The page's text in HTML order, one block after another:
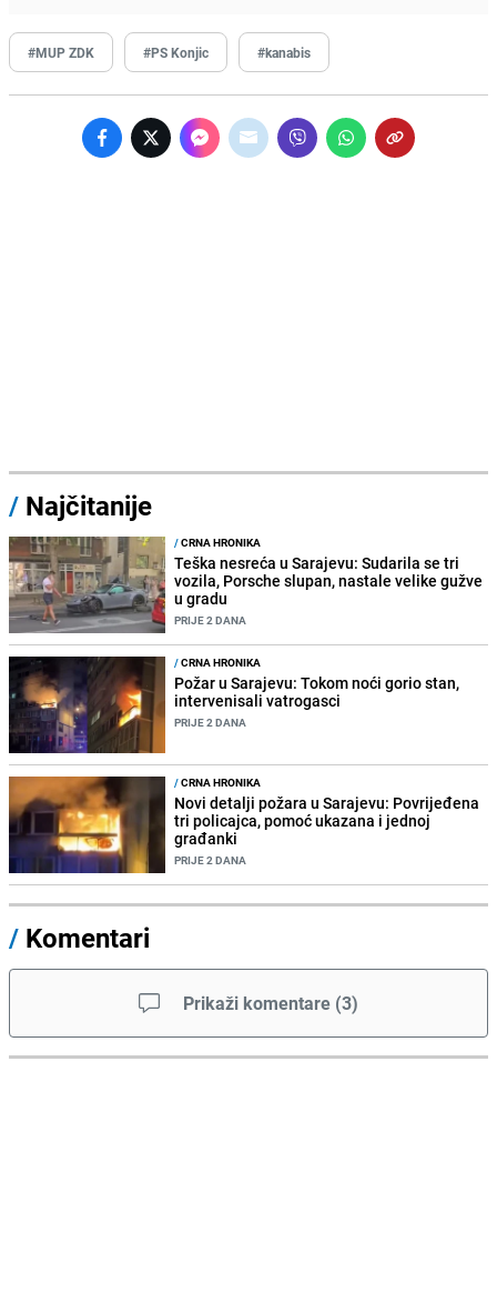
#MUP ZDK #PS Konjic #kanabis
/ Najčitanije
/CRNA HRONIKA
Teška nesreća u Sarajevu: Sudarila se tri
vozila, Porsche slupan, nastale velike gužve
u gradu
PRIJE 2 DANA
/CRNA HRONIKA
Požar u Sarajevu: Tokom noći gorio stan,
intervenisali vatrogasci
PRIJE 2 DANA
/CRNA HRONIKA
Novi detalji požara u Sarajevu: Povrijeđena
tri policajca, pomoć ukazana i jednoj
građanki
PRIJE 2 DANA
/ Komentari
Prikaži komentare (3)